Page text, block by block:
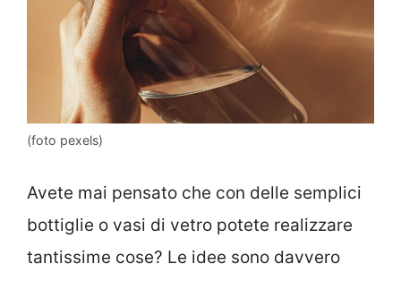
(foto pexels)
Avete mai pensato che con delle semplici
bottiglie o vasi di vetro potete realizzare
tantissime cose? Le idee sono davvero